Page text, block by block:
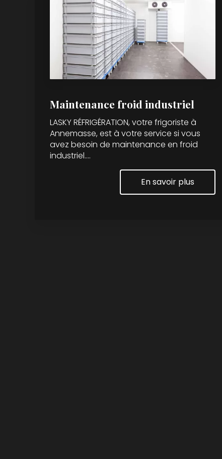
Maintenance froid industriel
LASKY RÉFRIGÉRATION, votre frigoriste à
Annemasse, est à votre service si vous
avez besoin de maintenance en froid
industriel....
En savoir plus